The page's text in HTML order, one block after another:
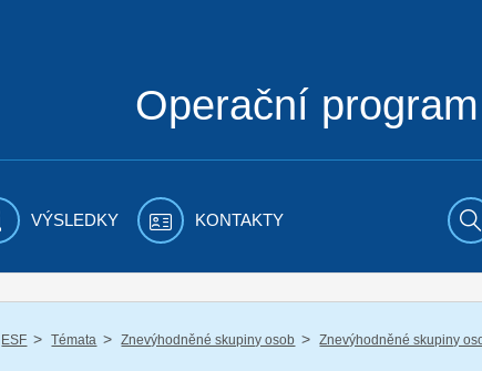
Operační program
VÝSLEDKY KONTAKTY
ESF / Témata / Znevýhodněné skupiny osob / Znevýhodněné skupiny